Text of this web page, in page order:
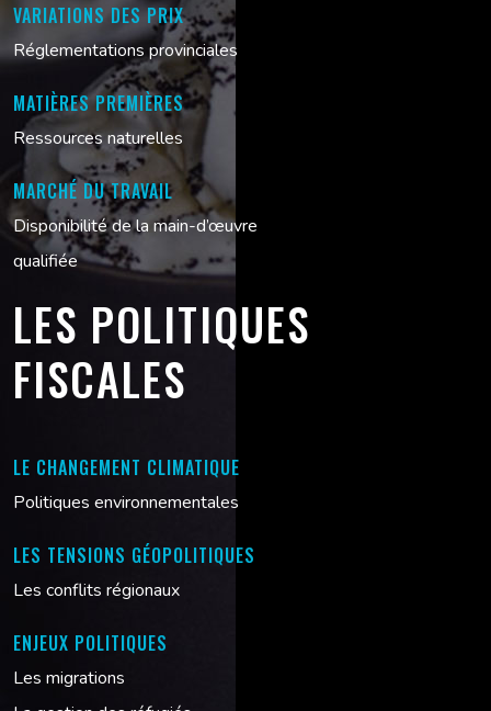
VARIATIONS DES PRIX
Réglementations provinciales
MATIÈRES PREMIÈRES
Ressources naturelles
MARCHÉ DU TRAVAIL
Disponibilité de la main-d’œuvre
qualifiée
LES POLITIQUES
FISCALES
LE CHANGEMENT CLIMATIQUE
Politiques environnementales
LES TENSIONS GÉOPOLITIQUES
Les conflits régionaux
ENJEUX POLITIQUES
Les migrations